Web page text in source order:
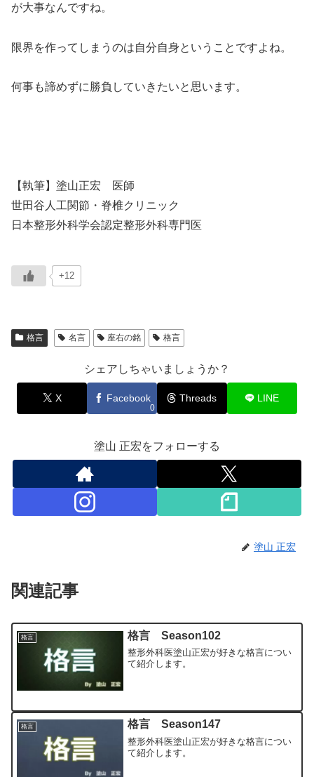
が大事なんですね。
限界を作ってしまうのは自分自身ということですよね。
何事も諦めずに勝負していきたいと思います。
【執筆】塗山正宏 医師
世田谷人工関節・脊椎クリニック
日本整形外科学会認定整形外科専門医
+12
格言 名言 座右の銘 格言
シェアしちゃいましょうか？
X Facebook
0
Threads LINE
塗山 正宏をフォローする
塗山 正宏
関連記事
格言 格言 Season102
整形外科医塗山正宏が好きな格言につい
て紹介します。
格言 格言 Season147
整形外科医塗山正宏が好きな格言につい
て紹介します。